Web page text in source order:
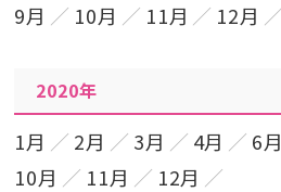
9月
10月 11月 12月
2020年
1月 2月 3月 4月 6月
10月
11月 12月